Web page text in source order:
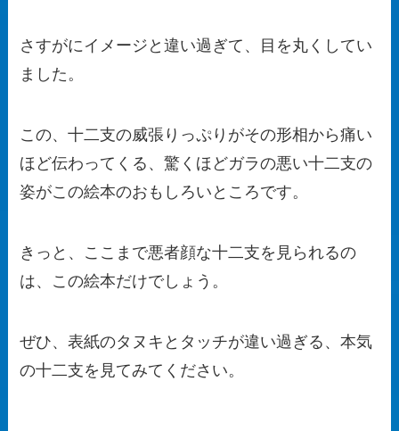
さすがにイメージと違い過ぎて、目を丸くしてい
ました。
この、十二支の威張りっぷりがその形相から痛い
ほど伝わってくる、驚くほどガラの悪い十二支の
姿がこの絵本のおもしろいところです。
きっと、ここまで悪者顔な十二支を見られるの
は、この絵本だけでしょう。
ぜひ、表紙のタヌキとタッチが違い過ぎる、本気
の十二支を見てみてください。